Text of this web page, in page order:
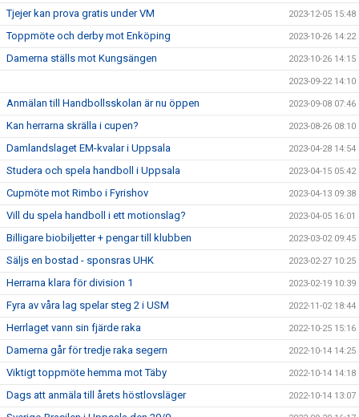
Tjejer kan prova gratis under VM 2023-12-05 15:48
Toppmöte och derby mot Enköping 2023-10-26 14:22
Damerna ställs mot Kungsängen 2023-10-26 14:15
2023-09-22 14:10
Anmälan till Handbollsskolan är nu öppen 2023-09-08 07:46
Kan herrarna skrälla i cupen? 2023-08-26 08:10
Damlandslaget EM-kvalar i Uppsala 2023-04-28 14:54
Studera och spela handboll i Uppsala 2023-04-15 05:42
Cupmöte mot Rimbo i Fyrishov 2023-04-13 09:38
Vill du spela handboll i ett motionslag? 2023-04-05 16:01
Billigare biobiljetter + pengar till klubben 2023-03-02 09:45
Säljs en bostad - sponsras UHK 2023-02-27 10:25
Herrarna klara för division 1 2023-02-19 10:39
Fyra av våra lag spelar steg 2 i USM 2022-11-02 18:44
Herrlaget vann sin fjärde raka 2022-10-25 15:16
Damerna går för tredje raka segern 2022-10-14 14:25
Viktigt toppmöte hemma mot Täby 2022-10-14 14:18
Dags att anmäla till årets höstlovsläger 2022-10-14 13:07